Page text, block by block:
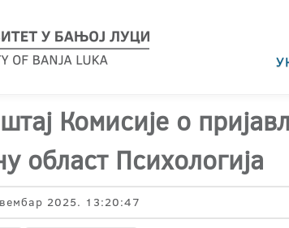
Комисије о
област Психологија
2025. 13:20:47